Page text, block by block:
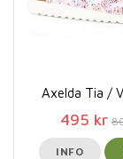
Axelda Tia /
495 kr
INFO